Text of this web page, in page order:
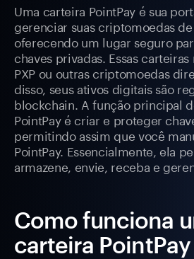
Uma carteira PointPay é sua
gerenciar suas criptomoedas
oferecendo um lugar seguro
chaves privadas. Essas
PXP ou outras criptomoedas
disso, seus ativos digitais são
blockchain. A função principal
PointPay é criar e proteger
permitindo assim que você
PointPay. Essencialmente, ela
armazene, envie, receba e
Como funciona
carteira PointPay